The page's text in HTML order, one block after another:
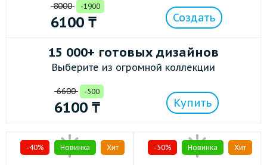
8000 -1900
6100 ₸ Создать
15 000+ готовых дизайнов
Выберите из огромной коллекции
6600 -500
6100 ₸ Купить
-40% Новинка Хит -50% Новинка Хит